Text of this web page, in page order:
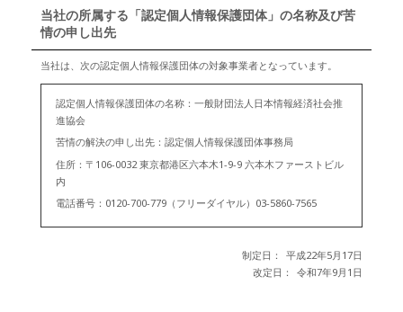
当社の所属する「認定個人情報保護団体」の名称及び苦
情の申し出先
当社は、次の認定個人情報保護団体の対象事業者となっています。
認定個人情報保護団体の名称：一般財団法人日本情報経済社会推
進協会
苦情の解決の申し出先：認定個人情報保護団体事務局
住所：〒106-0032 東京都港区六本木1-9-9 六本木ファーストビル
内
電話番号：0120-700-779（フリーダイヤル）03-5860-7565
制定日：
平成22年5月17日
改定日：
令和7年9月1日